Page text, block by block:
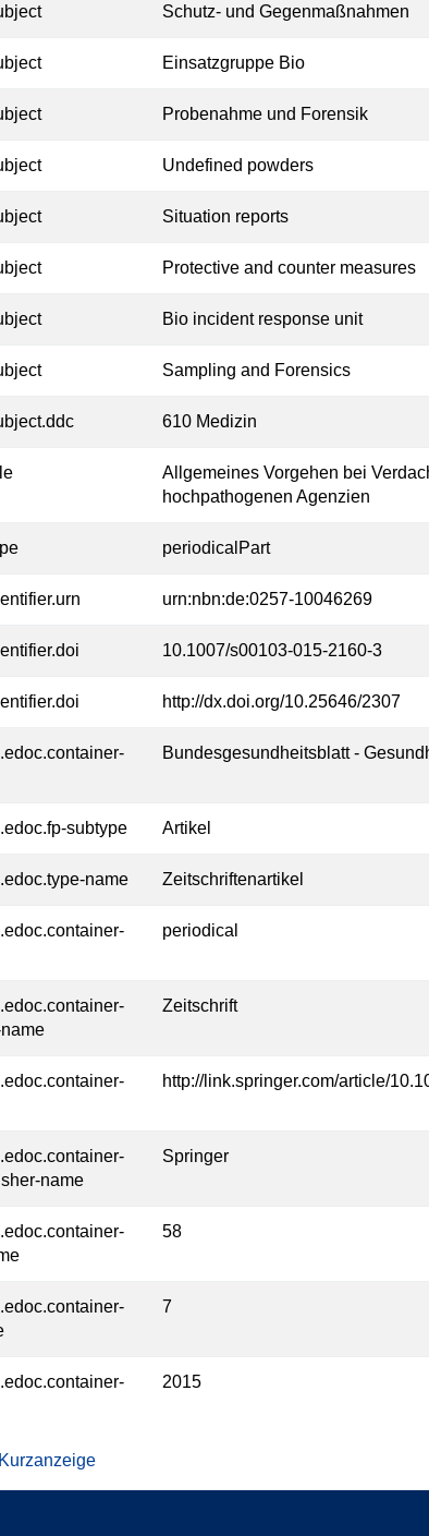
Schutz- und Gegenmaßnahmen
Einsatzgruppe Bio
Probenahme und Forensik
Undefined powders
Situation reports
Protective and counter measures
Bio incident response unit
Sampling and Forensics
610 Medizin
Allgemeines Vorgehen bei
hochpathogenen Agenzien
periodicalPart
urn:nbn:de:0257-10046269
10.1007/s00103-015-2160-3
http://dx.doi.org/10.25646/2307
Bundesgesundheitsblatt -
subtype Artikel
name Zeitschriftenartikel
periodical
Zeitschrift
http://link.springer.com/article/
name
Springer
58
7
2015